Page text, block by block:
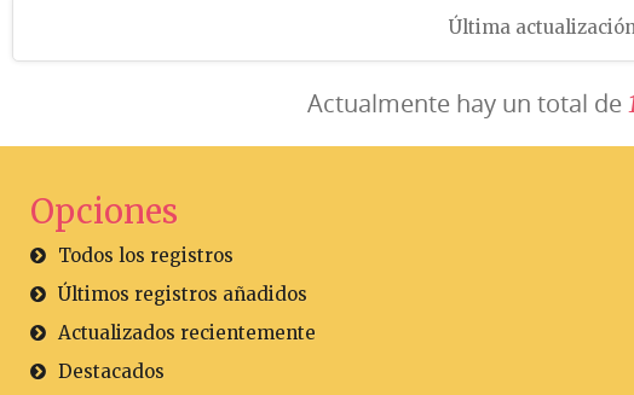
Última
Actualmente hay un total de
Opciones
Todos los registros
Últimos registros añadidos
Actualizados recientemente
Destacados